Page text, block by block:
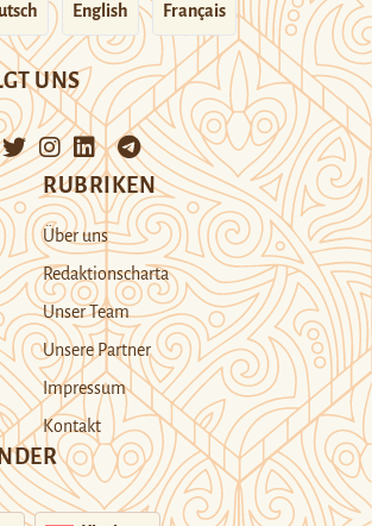
English Français
UNS
RUBRIKEN
Über uns
Redaktionscharta
Unser Team
Unsere Partner
Impressum
Kontakt